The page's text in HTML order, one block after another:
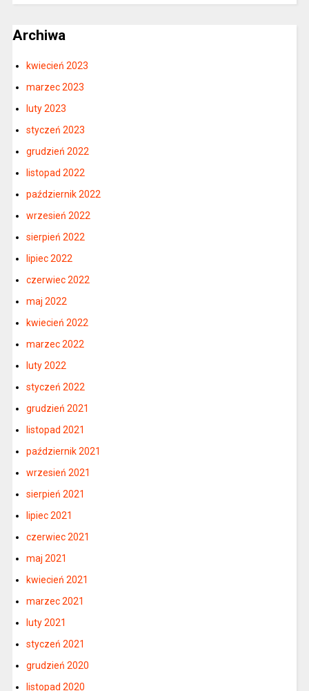
Archiwa
kwiecień 2023
marzec 2023
luty 2023
styczeń 2023
grudzień 2022
listopad 2022
październik 2022
wrzesień 2022
sierpień 2022
lipiec 2022
czerwiec 2022
maj 2022
kwiecień 2022
marzec 2022
luty 2022
styczeń 2022
grudzień 2021
listopad 2021
październik 2021
wrzesień 2021
sierpień 2021
lipiec 2021
czerwiec 2021
maj 2021
kwiecień 2021
marzec 2021
luty 2021
styczeń 2021
grudzień 2020
listopad 2020